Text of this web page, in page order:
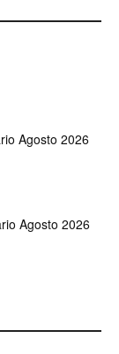
Agosto 2026
Agosto 2026